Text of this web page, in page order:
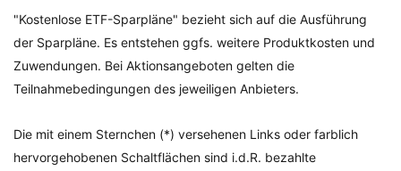
"Kostenlose ETF-Sparpläne" bezieht sich auf die Ausführung
der Sparpläne. Es entstehen ggfs. weitere Produktkosten und
Zuwendungen. Bei Aktionsangeboten gelten die
Teilnahmebedingungen des jeweiligen Anbieters.
Die mit einem Sternchen (*) versehenen Links oder farblich
hervorgehobenen Schaltflächen sind i.d.R. bezahlte